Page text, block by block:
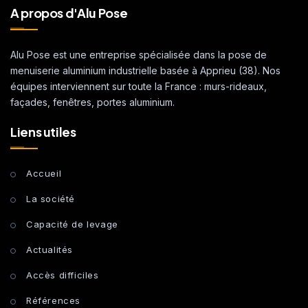
A propos d'Alu Pose
Alu Pose est une entreprise spécialisée dans la pose de
menuiserie aluminium industrielle basée à Apprieu (38). Nos
équipes interviennent sur toute la France : murs-rideaux,
façades, fenêtres, portes aluminium.
Liens utiles
Accueil
La société
Capacité de levage
Actualités
Accès difficiles
Références